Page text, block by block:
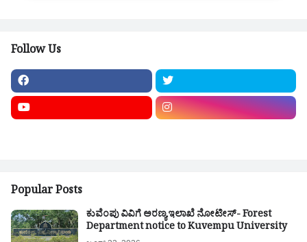
Follow Us
Popular Posts
ಕುವೆಂಪು ವಿವಿಗೆ ಅರಣ್ಯ ಇಲಾಖೆ ನೋಟೀಸ್- Forest
Department notice to Kuvempu University